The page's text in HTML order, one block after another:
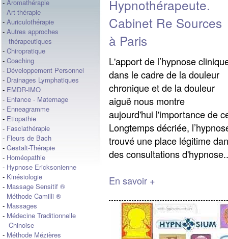
- Aromathérapie
- Art thérapie
- Auriculothérapie
- Autres approches
thérapeutiques
- Chiropratique
- Coaching
- Développement Personnel
- Drainages Lymphatiques
- EMDR-IMO
- Enfance - Maternage
- Enneagramme
- Etiopathie
- Fasciathérapie
- Fleurs de Bach
- Gestalt-Thérapie
- Homéopathie
- Hypnose Ericksonienne
- Kinésiologie
- Massage Sensitif ®
Méthode Camilli ®
- Massages
- Médecine Traditionnelle
Chinoise
- Méthode Mézières
Hypnothérapeute.
Cabinet Re Sources
à Paris
L'apport de l’hypnose
dans le cadre de la douleur
chronique et de la douleur
aiguë nous montre
aujourd'hui l'importance de
Longtemps décriée,
trouvé une place légitime
des consultations
En savoir +